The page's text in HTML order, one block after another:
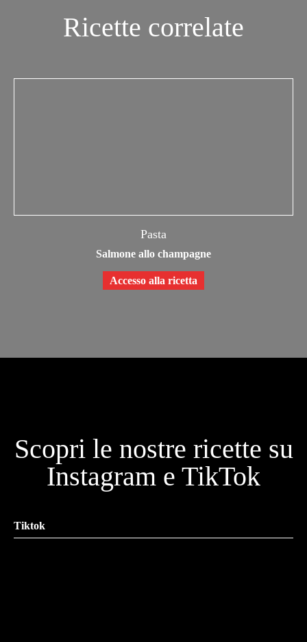
Ricette correlate
Pasta
Salmone allo champagne
Accesso alla ricetta
Scopri le nostre ricette su
Instagram e TikTok
Tiktok